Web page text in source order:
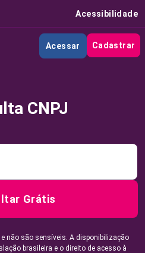
Acessibilidade
Acessar Cadastrar
CNPJ
Grátis
não são sensíveis. A disponibilização
brasileira e o direito de acesso à